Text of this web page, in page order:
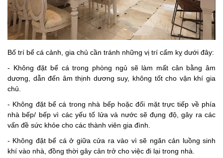
Bố trí bể cá cảnh, gia chủ cần tránh những vị trí cấm kỵ dưới đây:
- Không đặt bể cá trong phòng ngủ sẽ làm mất cân bằng âm
dương, dẫn đến âm thịnh dương suy, không tốt cho vận khí gia
chủ.
- Không đặt bể cá trong nhà bếp hoặc đối mặt trực tiếp về phía
nhà bếp/ bếp vì các yếu tố lửa và nước sẽ đụng độ, gây ra các
vấn đề sức khỏe cho các thành viên gia đình.
- Không đặt bể cá ở giữa cửa ra vào vì sẽ ngăn cản luồng sinh
khí vào nhà, đồng thời gây cản trở cho việc đi lại trong nhà.